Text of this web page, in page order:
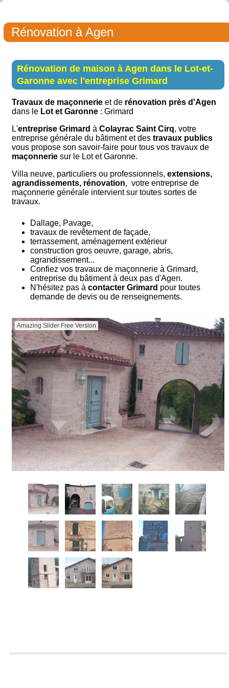
Rénovation à Agen
Rénovation de maison à Agen dans le Lot-et-
Garonne avec l'entreprise Grimard
Travaux de maçonnerie et de rénovation près d'Agen
dans le Lot et Garonne : Grimard
L'entreprise Grimard à Colayrac Saint Cirq, votre
entreprise générale du bâtiment et des travaux publics
vous propose son savoir-faire pour tous vos travaux de
maçonnerie sur le Lot et Garonne.
Villa neuve, particuliers ou professionnels, extensions,
agrandissements, rénovation, votre entreprise de
maçonnerie générale intervient sur toutes sortes de
travaux.
Dallage, Pavage,
travaux de revêtement de façade,
terrassement, aménagement extérieur
construction gros oeuvre, garage, abris,
agrandissement...
Confiez vos travaux de maçonnerie à Grimard,
entreprise du bâtiment à deux pas d'Agen.
N'hésitez pas à contacter Grimard pour toutes
demande de devis ou de renseignements.
Amazing Slider Free Version